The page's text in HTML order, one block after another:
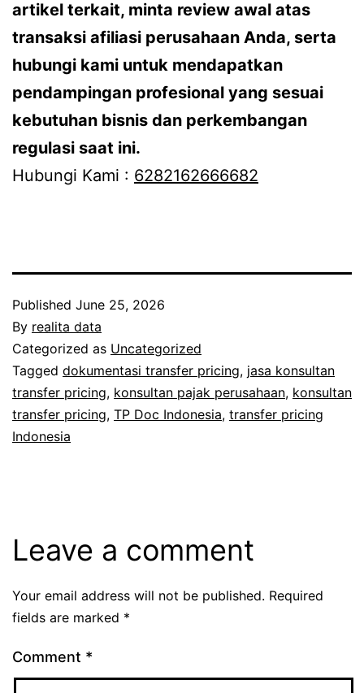
artikel terkait, minta review awal atas
transaksi afiliasi perusahaan Anda, serta
hubungi kami untuk mendapatkan
pendampingan profesional yang sesuai
kebutuhan bisnis dan perkembangan
regulasi saat ini.
Hubungi Kami : 6282162666682‬
Published June 25, 2026
By realita data
Categorized as Uncategorized
Tagged dokumentasi transfer pricing, jasa konsultan
transfer pricing, konsultan pajak perusahaan, konsultan
transfer pricing, TP Doc Indonesia, transfer pricing
Indonesia
Leave a comment
Your email address will not be published. Required
fields are marked *
Comment *